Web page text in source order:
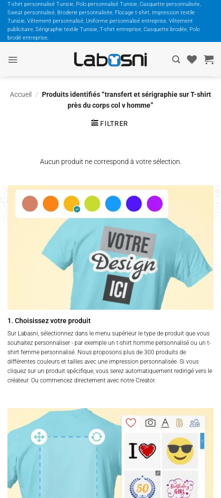
Passer
contenu
T-shirt personnalisé Tunisie, Polo personnalisé Tunisie, Casquette personnalisée,
Sweat personnalisé, Broderie personnalisée, Flocage t-shirt, Impression textile
Tunisie, Vêtement personnalisé, Uniforme personnalisé entreprise, Vêtement
publicitaire, Sérigraphie textile Tunisie, T-shirt entreprise, Casquette brodée, Polo
brodé entreprise,
Accueil / Produits identifiés “transfert et sérigraphie sur T-shirt
près du corps col v homme”
FILTRER
Aucun produit ne correspond à votre sélection.
1. Choisissez votre produit
Sur Labasni, sélectionnez dans le menu supérieur le type de produit que vous
souhaitez personnaliser - par exemple un t-shirt homme personnalisé ou un t-
shirt femme personnalisé. Nous proposons plus de 300 produits de
différentes couleurs et tailles avec une impression personnalisée. Si vous
cliquez sur un produit spécifique, vous serez automatiquement redirigé vers le
créateur. Ou commencez directement avec notre Creator.